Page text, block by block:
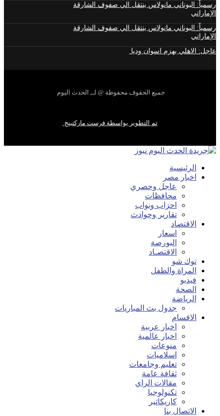
رسمياً: اليوناني مانولاس ينتقل الي صفوف الشارقة
الإماراتي
رسمياً: اليوناني مانولاس ينتقل الي صفوف الشارقة
الإماراتي
عاجل: الاهلي يهزم اسوان وديا
جميع الحفوف محفوظة @ لــ الحدث اليوم
تم التطوير بواسطة فرست ماركتينج
الرئيسية
اخبار مصر
عاجل وحصري
محافظات
احزاب ونواب
تقارير وحوادث
الاقتصاد
اسعار
البورصة
الاقتصـاد
توك شو
المراة والطفل
فيديو
الصحة
الرياضة
جدول بث المباريات
الاقسام
اخبار عربية
اخبار عالمية
منوعات
اسلاميات
تعليم وجامعات
ثقافة عامة
مقالات الراي
تكنولوجيا
كاريكاتير
الاتصال بنا